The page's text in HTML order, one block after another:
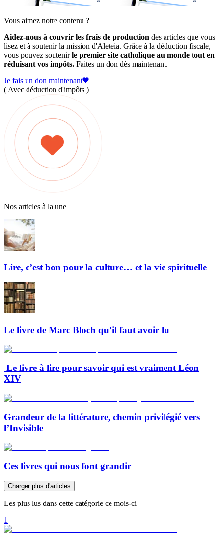
Vous aimez notre contenu ?
Aidez-nous à couvrir les frais de production des articles que vous
lisez et à soutenir la mission d'Aleteia. Grâce à la déduction fiscale,
vous pouvez soutenirle premier site catholique au monde tout en
réduisant vos impôts. Faites un don dès maintenant.
Je fais un don maintenant
( Avec déduction d'impôts )
Nos articles à la une
Lire, c’est bon pour la culture… et la vie spirituelle
Le livre de Marc Bloch qu’il faut avoir lu
Le livre à lire pour savoir qui est vraiment Léon
XIV
Grandeur de la littérature, chemin privilégié vers
l’Invisible
Ces livres qui nous font grandir
Charger plus d'articles
Les plus lus dans cette catégorie ce mois-ci
1